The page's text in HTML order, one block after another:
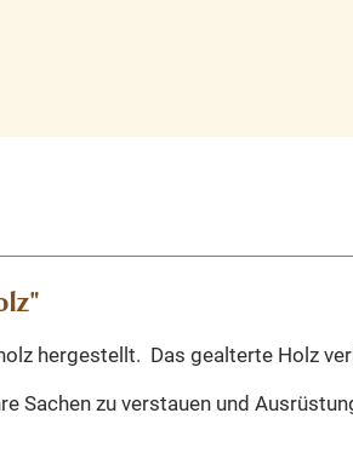
hergestellt. Das gealterte Holz
Sachen zu verstauen und